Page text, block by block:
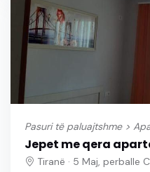
Pasuri të paluajtshme >
Jepet me qera
Tiranë · 5 Maj, perballe